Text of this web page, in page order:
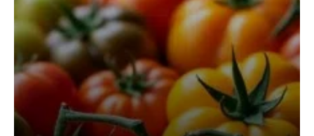
efficace, sûr et sans fatigue
10 novembre 2025